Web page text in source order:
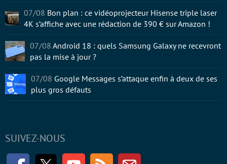
SUIVEZ-NOUS
FacebookTwitter Youtube RSS Newsletter
07/08 Bon plan : ce vidéoprojecteur Hisense triple laser
4K s’affiche avec une rédaction de 390 € sur Amazon !
07/08 Android 18 : quels Samsung Galaxy ne recevront
pas la mise à jour ?
07/08 Google Messages s’attaque enfin à deux de ses
plus gros défauts